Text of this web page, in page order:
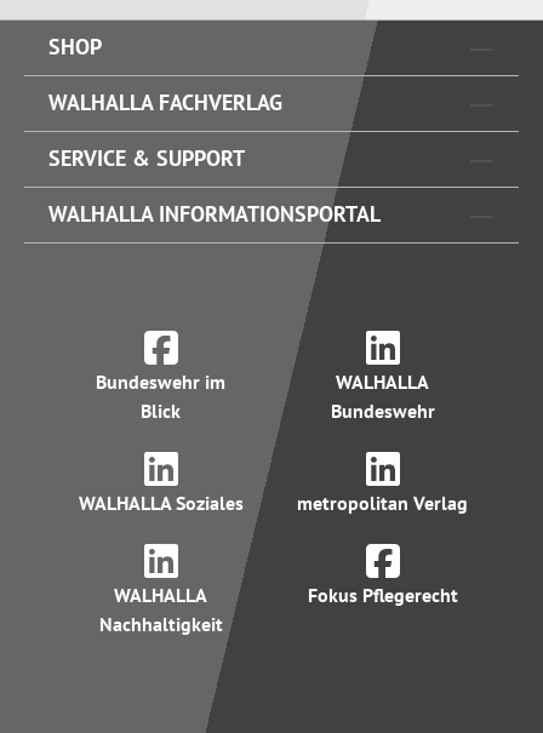
SHOP
WALHALLA FACHVERLAG
SERVICE & SUPPORT
WALHALLA INFORMATIONSPORTAL
Bundeswehr im
Blick
WALHALLA
Bundeswehr
WALHALLA Soziales metropolitan Verlag
WALHALLA
Nachhaltigkeit
Fokus Pflegerecht